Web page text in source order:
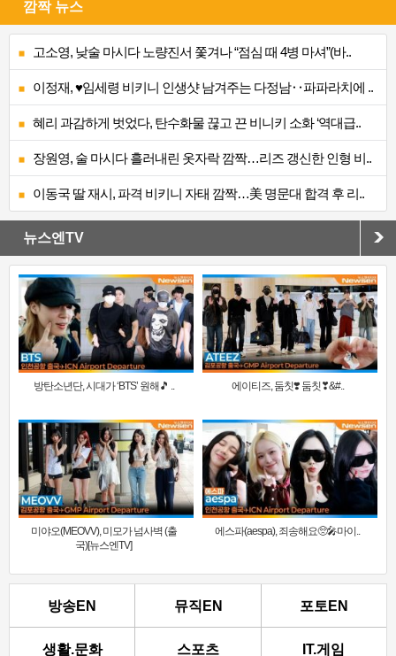
깜짝 뉴스
고소영, 낮술 마시다 노량진서 쫓겨나 “점심 때 4병 마셔”(바..
이정재, ♥임세령 비키니 인생샷 남겨주는 다정남‥파파라치에 ..
혜리 과감하게 벗었다, 탄수화물 끊고 끈 비니키 소화 ‘역대급..
장원영, 술 마시다 흘러내린 옷자락 깜짝…리즈 갱신한 인형 비..
이동국 딸 재시, 파격 비키니 자태 깜짝…美 명문대 합격 후 리..
뉴스엔TV
방탄소년단, 시대가 ‘BTS’ 원해🎵 .. 에이티즈, 둠칫❣️ 둠칫❣&#..
미야오(MEOVV), 미모가 넘사벽 (출
국)[뉴스엔TV]
에스파(aespa), 죄송해요🥺🎤마이..
방송EN 뮤직EN 포토EN
생활.문화 스포츠 IT.게임